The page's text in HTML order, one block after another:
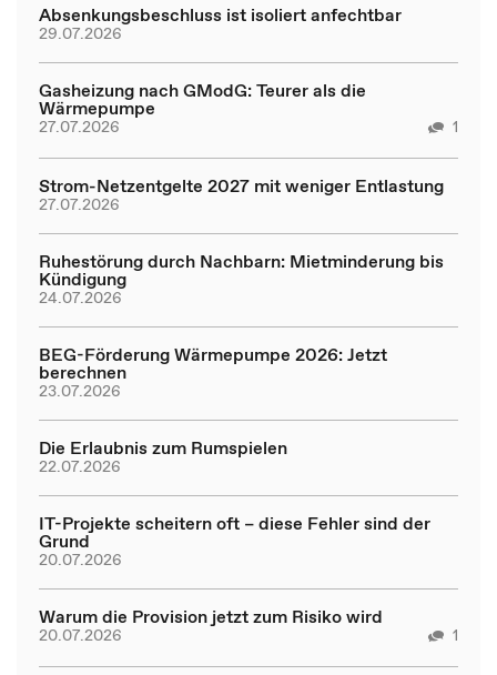
Absenkungsbeschluss ist isoliert anfechtbar
29.07.2026
Gasheizung nach GModG: Teurer als die
Wärmepumpe
27.07.2026 1
Strom-Netzentgelte 2027 mit weniger Entlastung
27.07.2026
Ruhestörung durch Nachbarn: Mietminderung bis
Kündigung
24.07.2026
BEG-Förderung Wärmepumpe 2026: Jetzt
berechnen
23.07.2026
Die Erlaubnis zum Rumspielen
22.07.2026
IT-Projekte scheitern oft – diese Fehler sind der
Grund
20.07.2026
Warum die Provision jetzt zum Risiko wird
20.07.2026 1